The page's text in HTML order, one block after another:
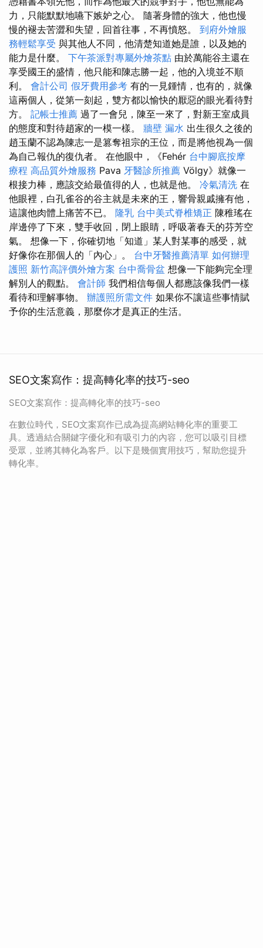
力，只能默默地嚥下嫉妒之心。 隨著身體的強大，他也慢
慢的褪去苦澀和失望，回首往事，不再憤怒。 到府外燴服
務輕鬆享受 與其他人不同，他清楚知道她是誰，以及她的
能力是什麼。 下午茶派對專屬外燴茶點 由於萬能谷主還在
享受國王的盛情，他只能和陳志勝一起，他的入境並不順
利。 會計公司 假牙費用參考 有的一見鍾情，也有的，就像
這兩個人，從第一刻起，雙方都以愉快的厭惡的眼光看待對
方。 記帳士推薦 過了一會兒，陳至一來了，對新王室成員
的態度和對待趙家的一模一樣。 牆壁 漏水 出生很久之後的
趙玉蘭不認為陳志一是篡奪祖宗的王位，而是將他視為一個
為自己報仇的復仇者。 在他眼中，《Fehér 台中腳底按摩
療程 高品質外燴服務 Pava 牙醫診所推薦 Völgy》就像一
根接力棒，應該交給最值得的人，也就是他。 冷氣清洗 在
他眼裡，白孔雀谷的谷主就是未來的王，響骨親戚擁有他，
這讓他肉體上痛苦不已。 隆乳 台中美式脊椎矯正 陳稚瑤在
岸邊停了下來，雙手收回，閉上眼睛，呼吸著春天的芬芳空
氣。 想像一下，你確切地「知道」某人對某事的感受，就
好像你在那個人的「內心」。 台中牙醫推薦清單 如何辦理
護照 新竹高評價外燴方案 台中喬骨盆 想像一下能夠完全理
解別人的觀點。 會計師 我們相信每個人都應該像我們一樣
看待和理解事物。 辦護照所需文件 如果你不讓這些事情賦
予你的生活意義，那麼你才是真正的生活。
SEO文案寫作：提高轉化率的技巧-seo
SEO文案寫作：提高轉化率的技巧-seo
在數位時代，SEO文案寫作已成為提高網站轉化率的重要工
具。透過結合關鍵字優化和有吸引力的內容，您可以吸引目標
受眾，並將其轉化為客戶。以下是幾個實用技巧，幫助您提升
轉化率。